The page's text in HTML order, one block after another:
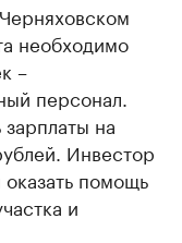
необходимо
–
персонал.
на
Инвестор
помощь
и